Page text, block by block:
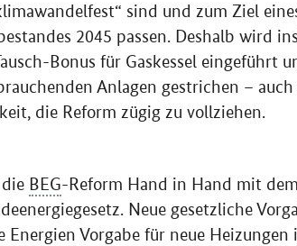
sind und zum Ziel
2045 passen. Deshalb wird
Bonus für Gaskessel eingeführt
Anlagen gestrichen –
die Reform zügig zu vollziehen.
BEG-Reform Hand in Hand mit
Neue gesetzliche
Energien Vorgabe für neue